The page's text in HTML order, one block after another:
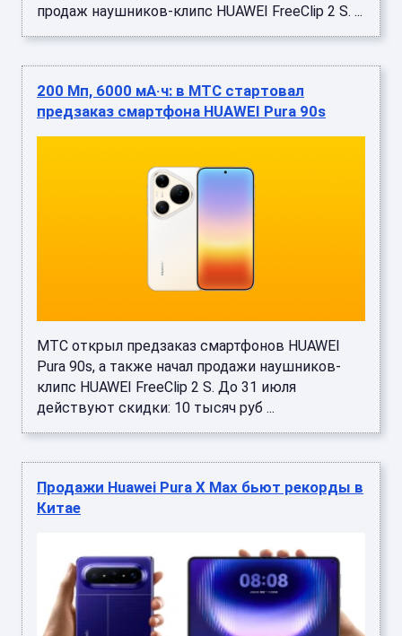
продаж наушников-клипс HUAWEI FreeClip 2 S. ...
200 Мп, 6000 мА·ч: в МТС стартовал
предзаказ смартфона HUAWEI Pura 90s
МТС открыл предзаказ смартфонов HUAWEI
Pura 90s, а также начал продажи наушников-
клипс HUAWEI FreeClip 2 S. До 31 июля
действуют скидки: 10 тысяч руб ...
Продажи Huawei Pura X Max бьют рекорды в
Китае